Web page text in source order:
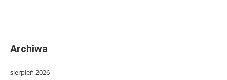
Archiwa
sierpień 2026